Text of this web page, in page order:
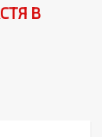
В